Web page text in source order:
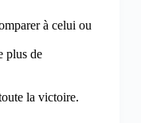
à celui ou
plus de
la victoire.